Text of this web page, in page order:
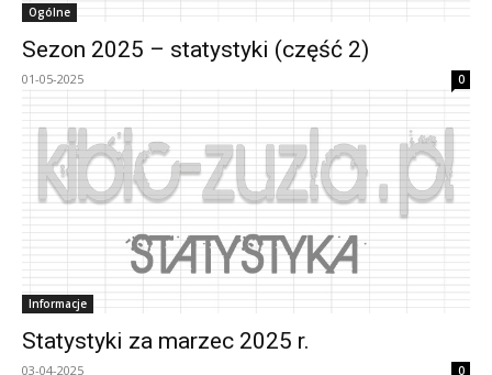
Ogólne
Sezon 2025 – statystyki (część 2)
01-05-2025 0
Informacje
Statystyki za marzec 2025 r.
03-04-2025 0